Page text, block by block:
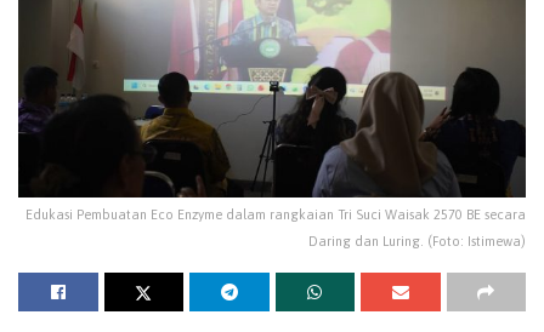
Edukasi Pembuatan Eco Enzyme dalam rangkaian Tri Suci Waisak 2570 BE secara
Daring dan Luring. (Foto: Istimewa)